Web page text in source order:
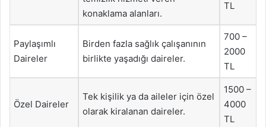
konaklama alanları.
TL
Paylaşımlı
Daireler
Birden fazla sağlık çalışanının
birlikte yaşadığı daireler.
700 –
2000
TL
Özel Daireler
Tek kişilik ya da aileler için özel
olarak kiralanan daireler.
1500 –
4000
TL